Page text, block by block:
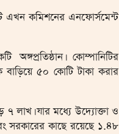
এখন কমিশনের এনফোর্সমেন্ট
কোম্পানিটির
৫০ কোটি টাকা করার
৭ লাখ। যার মধ্যে উদ্যোক্তা ও
সরকারের কাছে রয়েছে ১.৪৮